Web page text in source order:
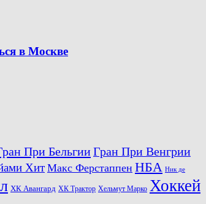
в Москве
При БельгииГран При Венгрии
Хит Макс Ферстаппен НБА Ник де
ХК Авангард ХК Трактор Хельмут Марко Хоккей